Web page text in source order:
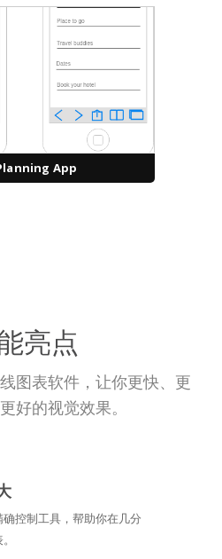
App
亮点
图表软件，让你更快、更
好的视觉效果。
控制工具，帮助你在几分